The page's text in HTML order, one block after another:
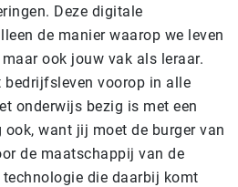
Deze digitale
de manier waarop we leven
ook jouw vak als leraar.
voorop in alle
onderwijs bezig is met een
want jij moet de burger van
de maatschappij van de
die daarbij komt